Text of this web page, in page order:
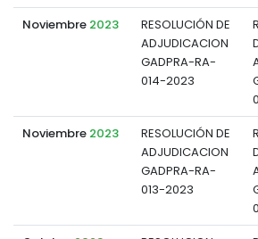
Noviembre 2023
RESOLUCIÓN DE
ADJUDICACION
GADPRA-RA-
014-2023
Noviembre 2023
RESOLUCIÓN DE
ADJUDICACION
GADPRA-RA-
013-2023